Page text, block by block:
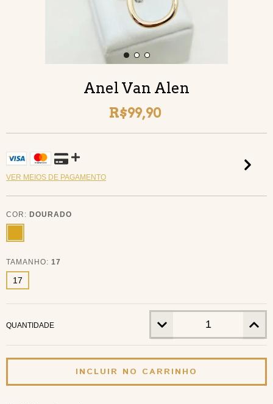
Anel Van Alen
R$99,90
VER MEIOS DE PAGAMENTO
COR: DOURADO
TAMANHO: 17
17
QUANTIDADE